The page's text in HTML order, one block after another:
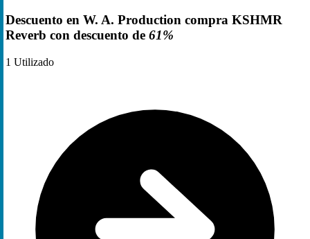
Descuento en W. A. Production compra KSHMR
Reverb con descuento de 61%
1 Utilizado